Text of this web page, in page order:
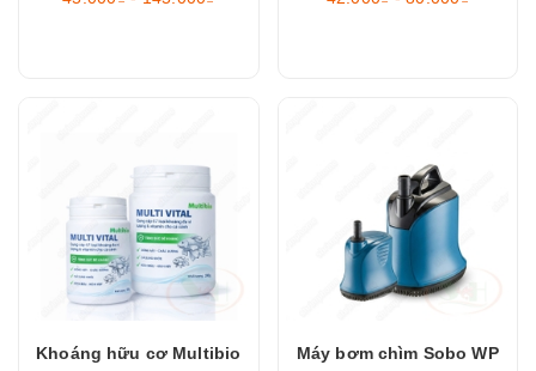
Khoáng hữu cơ Multibio
Máy bơm chìm Sobo WP